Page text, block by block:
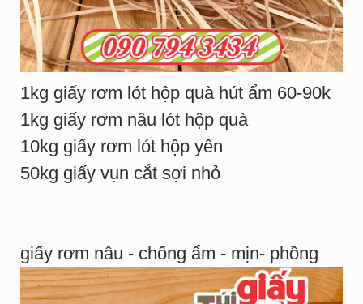
1kg giấy rơm lót hộp quà hút ẩm 60-90k
1kg giấy rơm nâu lót hộp quà
10kg giấy rơm lót hộp yến
50kg giấy vụn cắt sợi nhỏ
giấy rơm nâu - chống ẩm - mịn- phồng